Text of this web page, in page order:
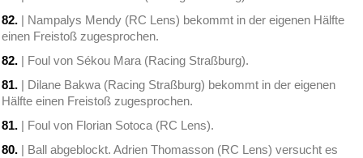
82. | Nampalys Mendy (RC Lens) bekommt in der eigenen Hälfte
einen Freistoß zugesprochen.
82. | Foul von Sékou Mara (Racing Straßburg).
81. | Dilane Bakwa (Racing Straßburg) bekommt in der eigenen
Hälfte einen Freistoß zugesprochen.
81. | Foul von Florian Sotoca (RC Lens).
80. | Ball abgeblockt. Adrien Thomasson (RC Lens) versucht es